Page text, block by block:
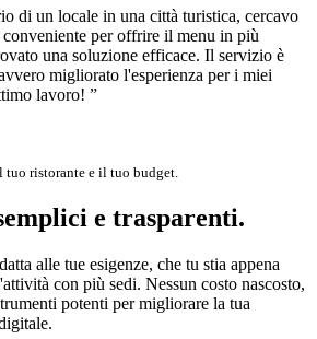
di un locale in una città turistica, cercavo
per offrire il menu in più
una soluzione efficace. Il servizio è
migliorato l'esperienza per i miei
lavoro! ”
ristorante e il tuo budget.
e trasparenti.
alle tue esigenze, che tu stia appena
con più sedi. Nessun costo nascosto,
potenti per migliorare la tua